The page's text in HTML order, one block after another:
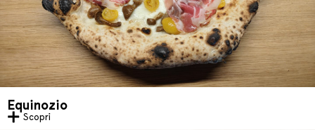
Equinozio
Scopri